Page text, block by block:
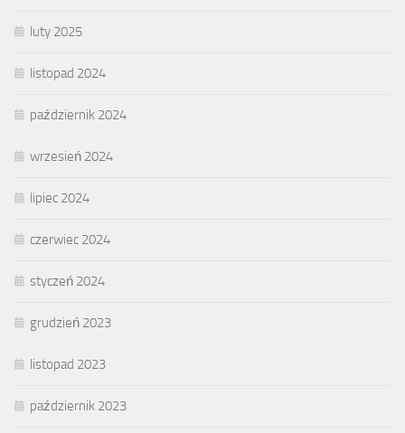
luty 2025
listopad 2024
październik 2024
wrzesień 2024
lipiec 2024
czerwiec 2024
styczeń 2024
grudzień 2023
listopad 2023
październik 2023